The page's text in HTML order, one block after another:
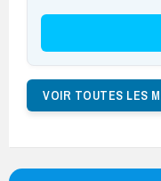
VOIR TOUTES LES